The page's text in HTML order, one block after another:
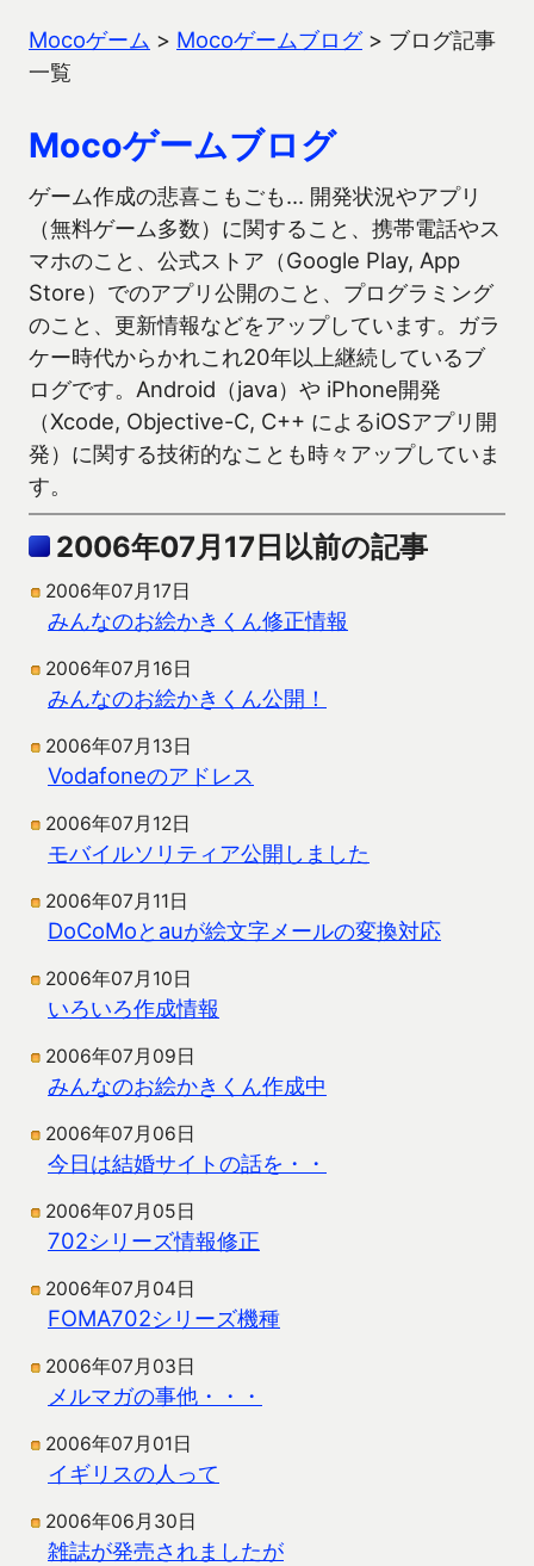
Mocoゲーム > Mocoゲームブログ> ブログ記事
一覧
Mocoゲームブログ
ゲーム作成の悲喜こもごも… 開発状況やアプリ
（無料ゲーム多数）に関すること、携帯電話やス
マホのこと、公式ストア（Google Play, App
Store）でのアプリ公開のこと、プログラミング
のこと、更新情報などをアップしています。ガラ
ケー時代からかれこれ20年以上継続しているブ
ログです。Android（java）や iPhone開発
（Xcode, Objective-C, C++ によるiOSアプリ開
発）に関する技術的なことも時々アップしていま
す。
2006年07月17日以前の記事
2006年07月17日
みんなのお絵かきくん修正情報
2006年07月16日
みんなのお絵かきくん公開！
2006年07月13日
Vodafoneのアドレス
2006年07月12日
モバイルソリティア公開しました
2006年07月11日
DoCoMoとauが絵文字メールの変換対応
2006年07月10日
いろいろ作成情報
2006年07月09日
みんなのお絵かきくん作成中
2006年07月06日
今日は結婚サイトの話を・・
2006年07月05日
702シリーズ情報修正
2006年07月04日
FOMA702シリーズ機種
2006年07月03日
メルマガの事他・・・
2006年07月01日
イギリスの人って
2006年06月30日
雑誌が発売されましたが